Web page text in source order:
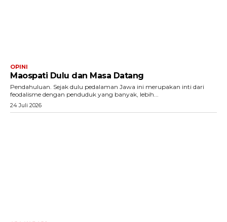
OPINI
Maospati Dulu dan Masa Datang
Pendahuluan. Sejak dulu pedalaman Jawa ini merupakan inti dari
feodalisme dengan penduduk yang banyak, lebih...
24 Juli 2026